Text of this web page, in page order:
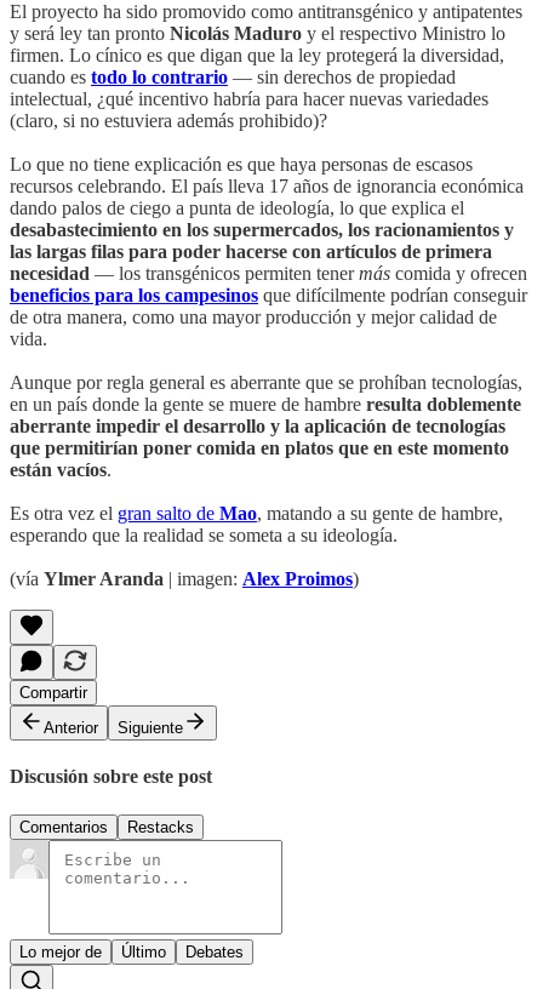
El proyecto ha sido promovido como antitransgénico y antipatentes
y será ley tan pronto Nicolás Maduro y el respectivo Ministro lo
firmen. Lo cínico es que digan que la ley protegerá la diversidad,
cuando es todo lo contrario — sin derechos de propiedad
intelectual, ¿qué incentivo habría para hacer nuevas variedades
(claro, si no estuviera además prohibido)?
Lo que no tiene explicación es que haya personas de escasos
recursos celebrando. El país lleva 17 años de ignorancia económica
dando palos de ciego a punta de ideología, lo que explica el
desabastecimiento en los supermercados, los racionamientos y
las largas filas para poder hacerse con artículos de primera
necesidad — los transgénicos permiten tenermás comida y ofrecen
beneficios para los campesinos que difícilmente podrían conseguir
de otra manera, como una mayor producción y mejor calidad de
vida.
Aunque por regla general es aberrante que se prohíban tecnologías,
en un país donde la gente se muere de hambre resulta doblemente
aberrante impedir el desarrollo y la aplicación de tecnologías
que permitirían poner comida en platos que en este momento
están vacíos.
Es otra vez el gran salto de Mao, matando a su gente de hambre,
esperando que la realidad se someta a su ideología.
(vía Ylmer Aranda | imagen: Alex Proimos)
Compartir
Anterior
Siguiente
Discusión sobre este post
Comentarios Restacks
Lo mejor de Último Debates